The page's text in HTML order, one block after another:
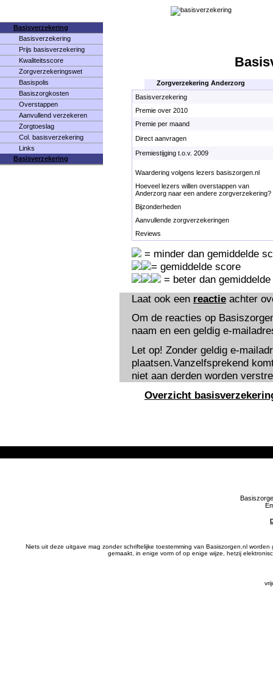
Basisverzekering
Basisverzekering
Prijs basisverzekering
Kwaliteitsscore
Zorgverzekeringswet
Basispolis
Basiszorgkosten
Overstappen
Aanvullend verzekeren
Zorgtoeslag
Col. basisverzekering
Links
Basisverzekering
Zorgverzekering Anderzorg
Basisverzekering
Premie over 2010
Premie per maand
Direct aanvragen
Premiestijging t.o.v. 2009
Waardering volgens lezers basiszorgen.nl
Hoeveel lezers willen overstappen van
Anderzorg naar een andere zorgverzekering?
Bijzonderheden
Aanvullende zorgverzekeringen
Reviews
= minder dan gemiddelde
= gemiddelde score
= beter dan
Laat ook een reactie achter
Om de reacties op
naam en een geldig e-
Let op! Zonder geldig e-
plaatsen.Vanzelfsprekend
niet aan derden worden
Overzicht
Niets uit deze uitgave mag zonder schriftelijke toestemming van Basiszorgen.nl
gemaakt, in enige vorm of op enige wijze, hetzij